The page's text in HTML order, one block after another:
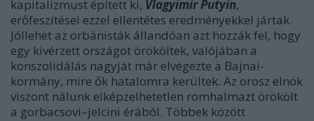
kapitalizmust épített ki, Vlagyimir Putyin,
erőfeszítései ezzel ellentétes eredményekkel jártak.
Jóllehet az orbánisták állandóan azt hozzák fel, hogy
egy kivérzett országot örököltek, valójában a
konszolidálás nagyját már elvégezte a Bajnai-
kormány, mire ők hatalomra kerültek. Az orosz elnök
viszont nálunk elképzelhetetlen romhalmazt örökölt
a gorbacsovi–jelcini érából. Többek között